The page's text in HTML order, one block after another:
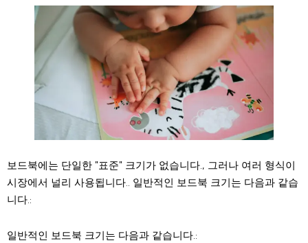
보드북에는 단일한 "표준" 크기가 없습니다., 그러나 여러 형식이
시장에서 널리 사용됩니다.. 일반적인 보드북 크기는 다음과 같습
니다.:
일반적인 보드북 크기는 다음과 같습니다.: